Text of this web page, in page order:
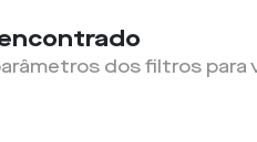
dos filtros para